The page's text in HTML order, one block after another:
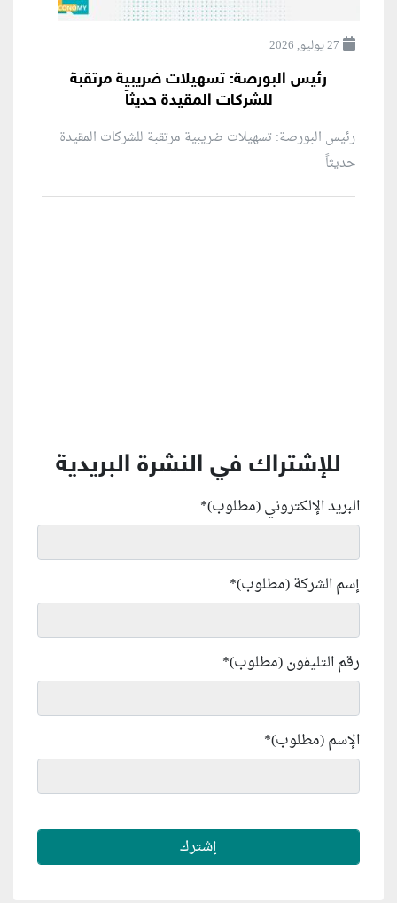
27 يوليو, 2026
رئيس البورصة: تسهيلات ضريبية مرتقبة
للشركات المقيدة حديثاً
رئيس البورصة: تسهيلات ضريبية مرتقبة للشركات المقيدة
حديثاً
للإشتراك في النشرة البريدية
البريد الإلكتروني (مطلوب)*
إسم الشركة (مطلوب)*
رقم التليفون (مطلوب)*
الإسم (مطلوب)*